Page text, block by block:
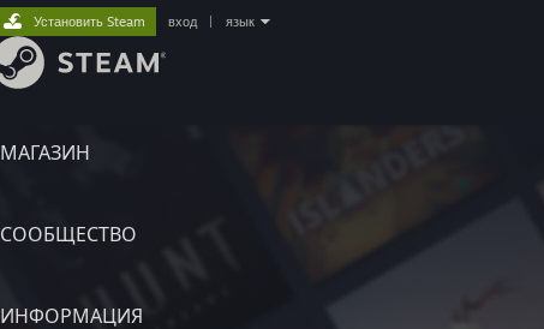
МАГАЗИН
СООБЩЕСТВО
ИНФОРМАЦИЯ
Установить Steam вход язык